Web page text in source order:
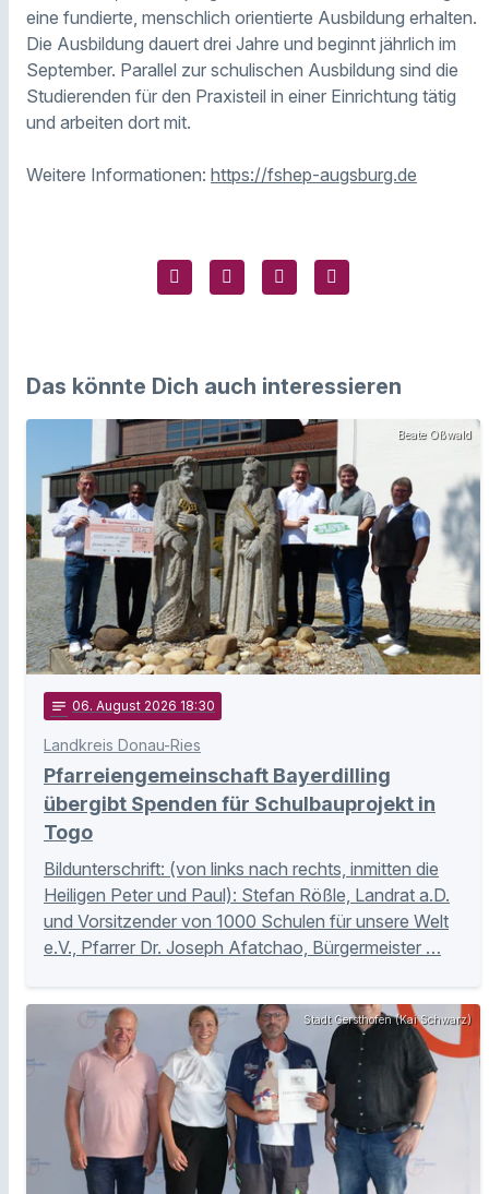
eine fundierte, menschlich orientierte Ausbildung erhalten.
Die Ausbildung dauert drei Jahre und beginnt jährlich im
September. Parallel zur schulischen Ausbildung sind die
Studierenden für den Praxisteil in einer Einrichtung tätig
und arbeiten dort mit.
Weitere Informationen: https://fshep-augsburg.de
Das könnte Dich auch interessieren
Beate Oßwald
notes 06. August 2026 18:30
Landkreis Donau-Ries
Pfarreiengemeinschaft Bayerdilling
übergibt Spenden für Schulbauprojekt in
Togo
Bildunterschrift: (von links nach rechts, inmitten die
Heiligen Peter und Paul): Stefan Rößle, Landrat a.D.
und Vorsitzender von 1000 Schulen für unsere Welt
e.V., Pfarrer Dr. Joseph Afatchao, Bürgermeister …
Stadt Gersthofen (Kai Schwarz)